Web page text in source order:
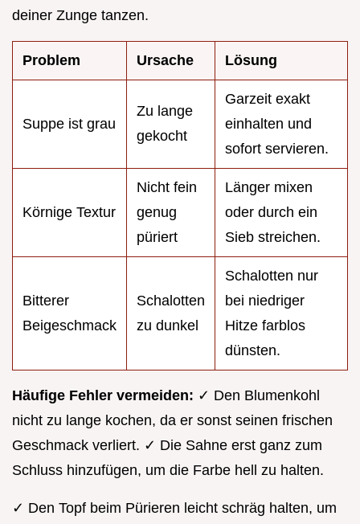
deiner Zunge tanzen.
Problem Ursache Lösung
Suppe ist grau
Zu lange
gekocht
Garzeit exakt
einhalten und
sofort servieren.
Körnige Textur
Nicht fein
genug
püriert
Länger mixen
oder durch ein
Sieb streichen.
Bitterer
Beigeschmack
Schalotten
zu dunkel
Schalotten nur
bei niedriger
Hitze farblos
dünsten.
Häufige Fehler vermeiden: ✓ Den Blumenkohl
nicht zu lange kochen, da er sonst seinen frischen
Geschmack verliert. ✓ Die Sahne erst ganz zum
Schluss hinzufügen, um die Farbe hell zu halten.
✓ Den Topf beim Pürieren leicht schräg halten, um